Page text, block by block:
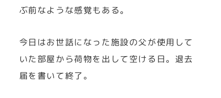
ぶ前なような感覚もある。
今日はお世話になった施設の父が使用して
いた部屋から荷物を出して空ける日。退去
届を書いて終了。